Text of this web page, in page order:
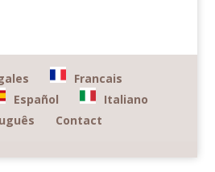
Francais
Español
Italiano
Contact